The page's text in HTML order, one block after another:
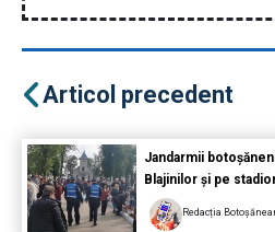
Articol precedent
Jandarmii
Blajinilor și pe
Redacția